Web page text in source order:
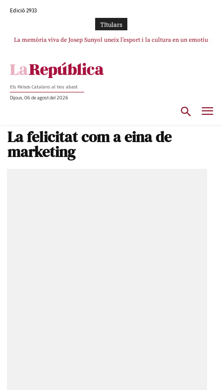
Edició 2933
TItulars
La memòria viva de Josep Sunyol uneix l’esport i la cultura en un emotiu
La “dignitat” a mitges de Marc Puigtió: renuncia a Girona pels àudios però
Els Països Catalans al teu abast
Dijous, 06 de agost del 2026
La felicitat com a eina de
marketing